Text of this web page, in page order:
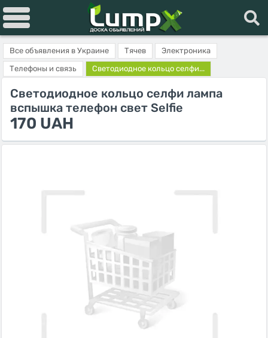
Все объявления в Украине Тячев
Электроника
Телефоны и связь
Светодиодное кольцо селфи...
Светодиодное кольцо селфи лампа
вспышка телефон свет Selfie
170 UAH